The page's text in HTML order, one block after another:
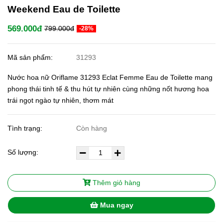
Weekend Eau de Toilette
569.000đ 799.000đ -28%
Mã sản phẩm: 31293
Nước hoa nữ Oriflame 31293 Eclat Femme Eau de Toilette mang
phong thái tinh tế & thu hút tự nhiên cùng những nốt hương hoa
trái ngọt ngào tự nhiên, thơm mát
Tình trạng: Còn hàng
Số lượng:
Thêm giỏ hàng
Mua ngay